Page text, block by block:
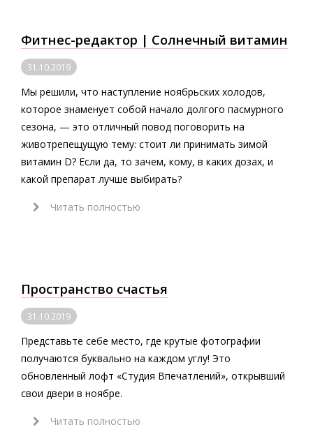
Фитнес-редактор | Солнечный витамин
31.10.2019
Мы решили, что наступление ноябрьских холодов,
которое знаменует собой начало долгого пасмурного
сезона, — это отличный повод поговорить на
животрепещущую тему: стоит ли принимать зимой
витамин D? Если да, то зачем, кому, в каких дозах, и
какой препарат лучше выбирать?
Читать полностью
Пространство счастья
31.10.2019
Представьте себе место, где крутые фотографии
получаются буквально на каждом углу! Это
обновленный лофт «Студия Впечатлений», открывший
свои двери в ноябре.
Читать полностью